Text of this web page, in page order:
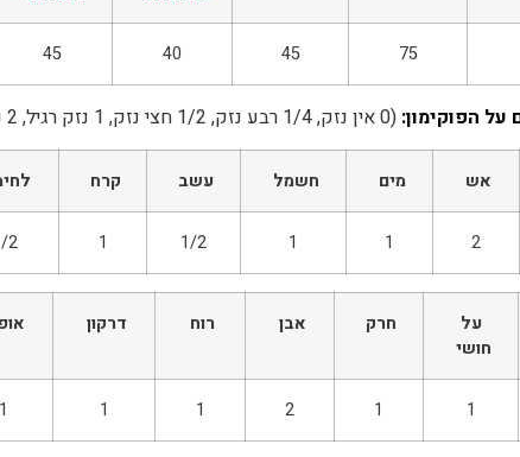
75
45
40
45
הפוקימון: (0 אין נזק, 1/4 רבע נזק, 1/2 חצי נזק, 1 נזק רגיל, 2 נזק כפול, 4 נזק מרובע)
אש מים חשמל עשב קרח
2
1
1
1/2
1
2
על
חושי
חרק אבן רוח דרקון
1
1
2
1
1
1